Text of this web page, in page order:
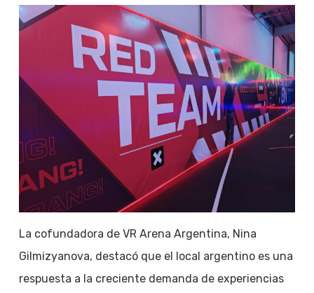
La cofundadora de VR Arena Argentina, Nina
Gilmizyanova, destacó que el local argentino es una
respuesta a la creciente demanda de experiencias